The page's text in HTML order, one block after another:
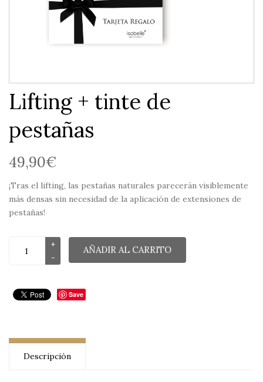
Lifting + tinte de
pestañas
49,90€
¡Tras el lifting, las pestañas naturales parecerán visiblemente
más densas sin necesidad de la aplicación de extensiones de
pestañas!
AÑADIR AL CARRITO
Save
Descripción